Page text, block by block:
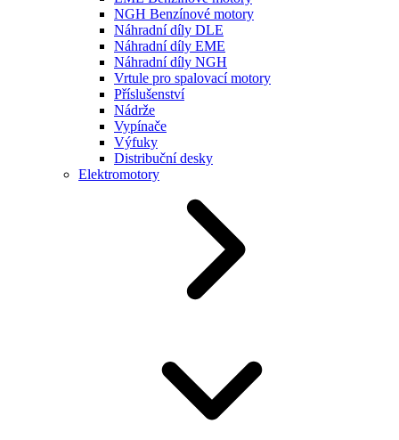
NGH Benzínové motory
Náhradní díly DLE
Náhradní díly EME
Náhradní díly NGH
Vrtule pro spalovací motory
Příslušenství
Nádrže
Vypínače
Výfuky
Distribuční desky
Elektromotory